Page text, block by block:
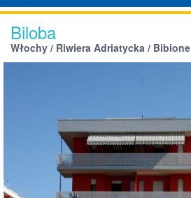
Biloba
Włochy / Riwiera Adriatycka / Bibione